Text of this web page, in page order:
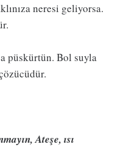
neresi geliyorsa.
püskürtün. Bol suyla
Ateşe, ısı